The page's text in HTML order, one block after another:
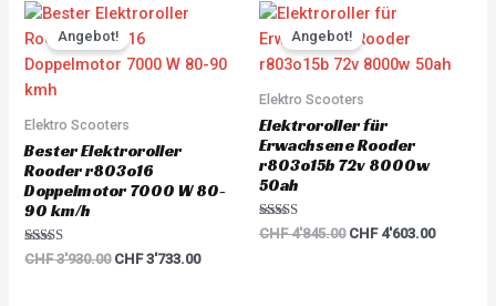
Angebot!
Elektro Scooters
Bester Elektroroller
Rooder r803o16
Doppelmotor 7000 W 80-
90 km/h
Rated
CHF3'930.00
Original
price
was:
CHF 3'930.00.
CHF3'733.00
CHF 3'733.00.
Angebot!
Elektro Scooters
Elektroroller für
Erwachsene Rooder
r803o15b 72v 8000w
50ah
Rated
CHF4'845.00
Original
price
was:
CHF 4'845.00.
CHF4'603.00
CHF